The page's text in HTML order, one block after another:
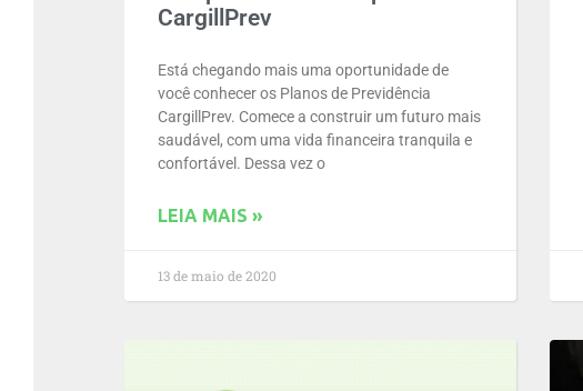
CargillPrev
Está chegando mais uma oportunidade de
você conhecer os Planos de Previdência
CargillPrev. Comece a construir um futuro mais
saudável, com uma vida financeira tranquila e
confortável. Dessa vez o
LEIA MAIS »
13 de maio de 2020